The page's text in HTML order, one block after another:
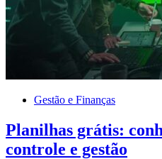
Gestão e Finanças
Planilhas grátis:
controle e gestão